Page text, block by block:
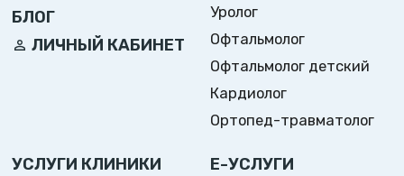
БЛОГ
ЛИЧНЫЙ КАБИНЕТ
Уролог
Офтальмолог
Офтальмолог детский
Кардиолог
Ортопед-травматолог
УСЛУГИ КЛИНИКИ Е-УСЛУГИ